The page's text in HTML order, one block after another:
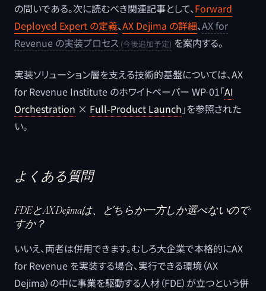
の問いである。次に読むべき関連記事として、Forward
Deployed Expert の定義、AX Dejima の詳細、AX for
Revenue の実装プロセス
を案内する。
実装ソリューション層を支える技術的基盤については、AX
for Revenue Institute のホワイトペーパー WP-01「AI
Orchestration × Full-Product Launch 」を参照された
い。
よくある質問
FDEとAX Dejimaは、どちらか一方しか選べないので
すか？
いいえ、両者は併用できます。むしろ大企業で本格的にAX
for Revenue を実装する場合、実行できる環境（AX
Dejima）の中に事業を駆動する人材（FDE）が立つという併